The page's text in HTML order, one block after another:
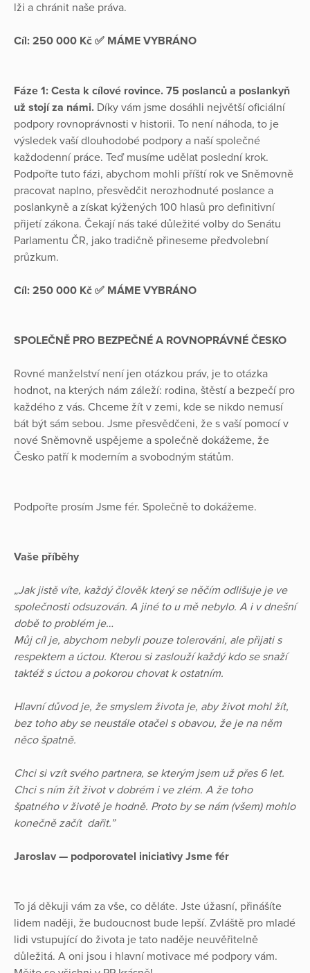
lži a chránit naše práva.
Cíl: 250 000 Kč ✅ MÁME VYBRÁNO
Fáze 1: Cesta k cílové rovince. 75 poslanců a poslankyň
už stojí za námi. Díky vám jsme dosáhli největší oficiální
podpory rovnoprávnosti v historii. To není náhoda, to je
výsledek vaší dlouhodobé podpory a naší společné
každodenní práce. Teď musíme udělat poslední krok.
Podpořte tuto fázi, abychom mohli příští rok ve Sněmovně
pracovat naplno, přesvědčit nerozhodnuté poslance a
poslankyně a získat kýžených 100 hlasů pro definitivní
přijetí zákona. Čekají nás také důležité volby do Senátu
Parlamentu ČR, jako tradičně přineseme předvolební
průzkum.
Cíl: 250 000 Kč ✅ MÁME VYBRÁNO
SPOLEČNĚ PRO BEZPEČNÉ A ROVNOPRÁVNÉ ČESKO
Rovné manželství není jen otázkou práv, je to otázka
hodnot, na kterých nám záleží: rodina, štěstí a bezpečí pro
každého z vás. Chceme žít v zemi, kde se nikdo nemusí
bát být sám sebou. Jsme přesvědčeni, že s vaší pomocí v
nové Sněmovně uspějeme a společně dokážeme, že
Česko patří k moderním a svobodným státům.
Podpořte prosím Jsme fér. Společně to dokážeme.
Vaše příběhy
„Jak jistě víte, každý člověk který se něčím odlišuje je ve
společnosti odsuzován. A jiné to u mě nebylo. A i v dnešní
době to problém je…
Můj cíl je, abychom nebyli pouze tolerováni, ale přijati s
respektem a úctou. Kterou si zaslouží každý kdo se snaží
taktéž s úctou a pokorou chovat k ostatním.
Hlavní důvod je, že smyslem života je, aby život mohl žít,
bez toho aby se neustále otačel s obavou, že je na něm
něco špatně.
Chci si vzít svého partnera, se kterým jsem už přes 6 let.
Chci s ním žít život v dobrém i ve zlém. A že toho
špatného v životě je hodně. Proto by se nám (všem) mohlo
konečně začít dařit.”
Jaroslav — podporovatel iniciativy Jsme fér
To já děkuji vám za vše, co děláte. Jste úžasní, přinášíte
lidem naději, že budoucnost bude lepší. Zvláště pro mladé
lidi vstupující do života je tato naděje neuvěřitelně
důležitá. A oni jsou i hlavní motivace mé podpory vám.